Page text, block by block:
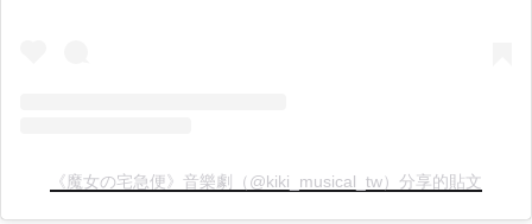
《魔女の宅急便》音樂劇（@kiki_musical_tw）分享的貼文